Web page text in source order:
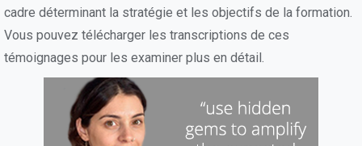
cadre déterminant la stratégie et les objectifs de la formation.
Vous pouvez télécharger les transcriptions de ces
témoignages pour les examiner plus en détail.